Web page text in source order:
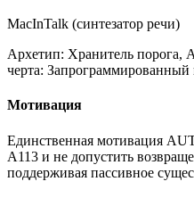
MacInTalk (синтезатор речи)
Архетип: Хранитель порога,
черта: Запрограммированный
Мотивация
Единственная мотивация
A113 и не допустить
поддерживая пассивное